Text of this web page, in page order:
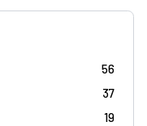
56
37
19